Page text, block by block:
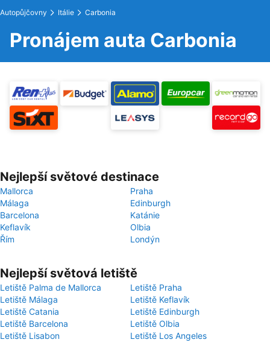
Autopůjčovny Itálie Carbonia
Pronájem auta Carbonia
Nejlepší světové destinace
Mallorca
Praha
Málaga
Edinburgh
Barcelona
Katánie
Keflavík
Olbia
Řím
Londýn
Nejlepší světová letiště
Letiště Palma de Mallorca
Letiště Praha
Letiště Málaga
Letiště Keflavík
Letiště Catania
Letiště Edinburgh
Letiště Barcelona
Letiště Olbia
Letiště Lisabon
Letiště Los Angeles